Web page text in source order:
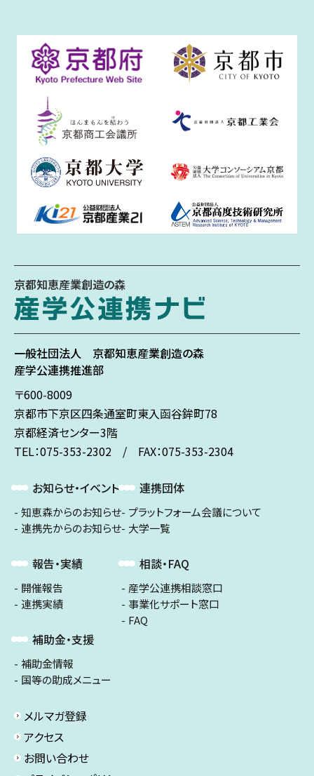
京都知恵産業創造の森
一般社団法人 京都知恵産業創造の森
産学公連携推進部
〒600-8009
京都市下京区四条通室町東入函谷鉾町78
京都経済センター3階
TEL：075-353-2302 / FAX：075-353-2304
お知らせ・イベント
知恵森からのお知らせ
連携先からのお知らせ
報告・実績
開催報告
連携実績
補助金・支援
補助金情報
国等の助成メニュー
連携団体
プラットフォーム会議について
大学一覧
相談・FAQ
産学公連携相談窓口
事業化サポート窓口
FAQ
メルマガ登録
アクセス
お問い合わせ